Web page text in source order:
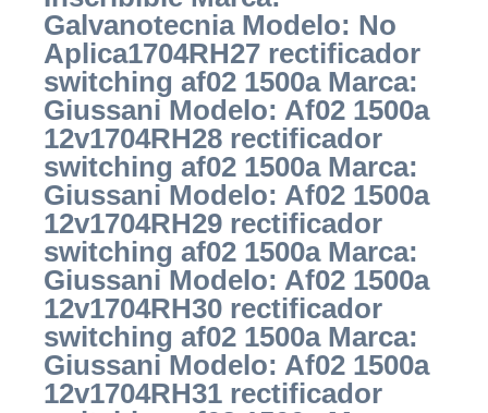
Galvanotecnia Modelo: No
Aplica1704RH27 rectificador
switching af02 1500a Marca:
Giussani Modelo: Af02 1500a
12v1704RH28 rectificador
switching af02 1500a Marca:
Giussani Modelo: Af02 1500a
12v1704RH29 rectificador
switching af02 1500a Marca:
Giussani Modelo: Af02 1500a
12v1704RH30 rectificador
switching af02 1500a Marca:
Giussani Modelo: Af02 1500a
12v1704RH31 rectificador